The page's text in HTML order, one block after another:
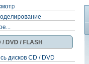
/ DVD / FLASH
дисков CD / DVD